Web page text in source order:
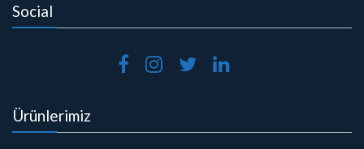
Social
Ürünlerimiz